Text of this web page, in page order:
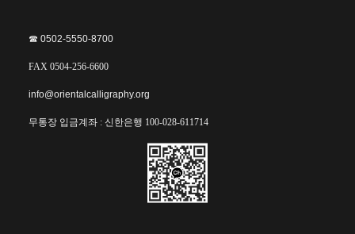
☎︎ 0502-5550-8700
FAX 0504-256-6600
info@orientalcalligraphy.org
무통장 입금계좌 : 신한은행 100-028-611714